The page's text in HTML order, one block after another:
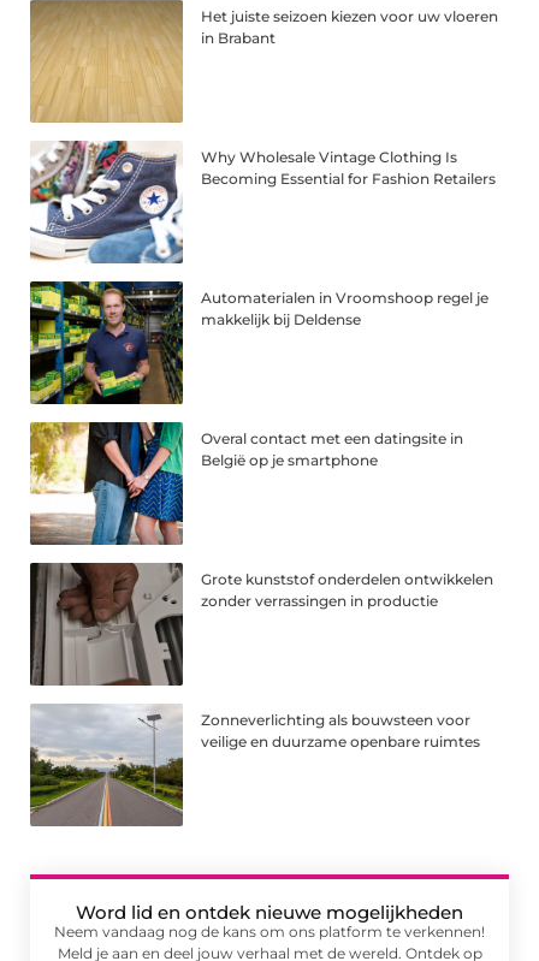
Het juiste seizoen kiezen voor uw vloeren
in Brabant
Why Wholesale Vintage Clothing Is
Becoming Essential for Fashion Retailers
Automaterialen in Vroomshoop regel je
makkelijk bij Deldense
Overal contact met een datingsite in
België op je smartphone
Grote kunststof onderdelen ontwikkelen
zonder verrassingen in productie
Zonneverlichting als bouwsteen voor
veilige en duurzame openbare ruimtes
Word lid en ontdek nieuwe mogelijkheden
Neem vandaag nog de kans om ons platform te verkennen!
Meld je aan en deel jouw verhaal met de wereld. Ontdek op